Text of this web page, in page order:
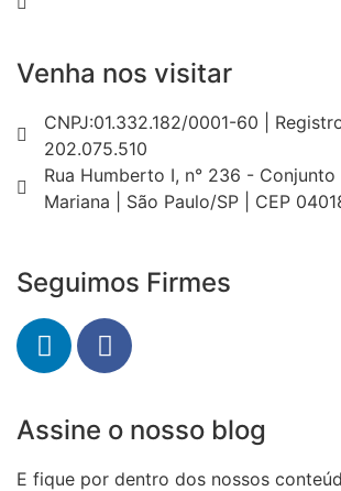
Venha nos visitar
CNPJ:01.332.182/0001-60 |
202.075.510
Rua Humberto I, n° 236 - Conjunto
Mariana | São Paulo/SP | CEP
Seguimos Firmes
Assine o nosso blog
E fique por dentro dos nossos